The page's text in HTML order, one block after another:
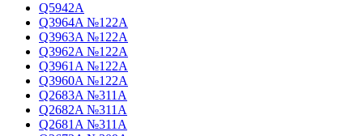
Q5942A
Q3964A №122A
Q3963A №122A
Q3962A №122A
Q3961A №122A
Q3960A №122A
Q2683A №311A
Q2682A №311A
Q2681A №311A